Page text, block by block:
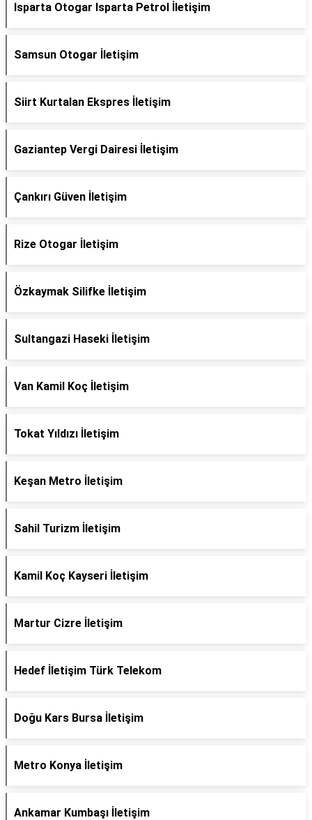
Isparta Otogar Isparta Petrol İletişim
Samsun Otogar İletişim
Siirt Kurtalan Ekspres İletişim
Gaziantep Vergi Dairesi İletişim
Çankırı Güven İletişim
Rize Otogar İletişim
Özkaymak Silifke İletişim
Sultangazi Haseki İletişim
Van Kamil Koç İletişim
Tokat Yıldızı İletişim
Keşan Metro İletişim
Sahil Turizm İletişim
Kamil Koç Kayseri İletişim
Martur Cizre İletişim
Hedef İletişim Türk Telekom
Doğu Kars Bursa İletişim
Metro Konya İletişim
Ankamar Kumbaşı İletişim